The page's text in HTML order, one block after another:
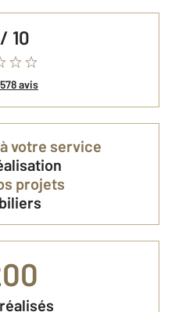
/ 10
avis
à votre service
projets